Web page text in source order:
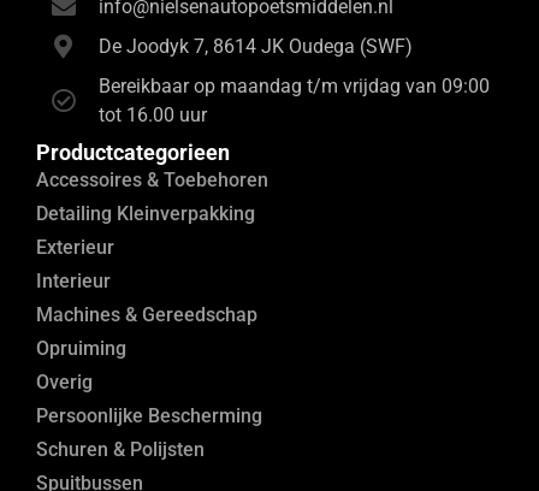
info@nielsenautopoetsmiddelen.nl
De Joodyk 7, 8614 JK Oudega (SWF)
Bereikbaar op maandag t/m vrijdag van 09:00
tot 16.00 uur
Productcategorieen
Accessoires & Toebehoren
Detailing Kleinverpakking
Exterieur
Interieur
Machines & Gereedschap
Opruiming
Overig
Persoonlijke Bescherming
Schuren & Polijsten
Spuitbussen